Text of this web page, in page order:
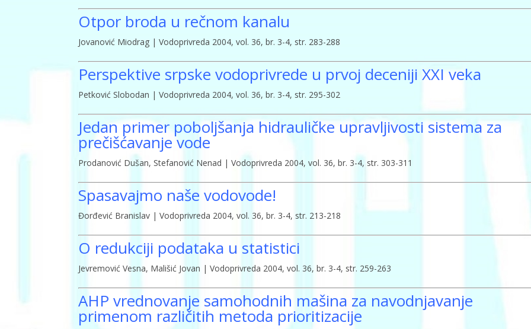
Otpor broda u rečnom kanalu
Jovanović Miodrag | Vodoprivreda 2004, vol. 36, br. 3-4, str. 283-288
Perspektive srpske vodoprivrede u prvoj deceniji XXI veka
Petković Slobodan | Vodoprivreda 2004, vol. 36, br. 3-4, str. 295-302
Jedan primer poboljšanja hidrauličke upravljivosti sistema za
prečišćavanje vode
Prodanović Dušan, Stefanović Nenad | Vodoprivreda 2004, vol. 36, br. 3-4, str. 303-311
Spasavajmo naše vodovode!
Đorđević Branislav | Vodoprivreda 2004, vol. 36, br. 3-4, str. 213-218
O redukciji podataka u statistici
Jevremović Vesna, Mališić Jovan | Vodoprivreda 2004, vol. 36, br. 3-4, str. 259-263
AHP vrednovanje samohodnih mašina za navodnjavanje
primenom različitih metoda prioritizacije